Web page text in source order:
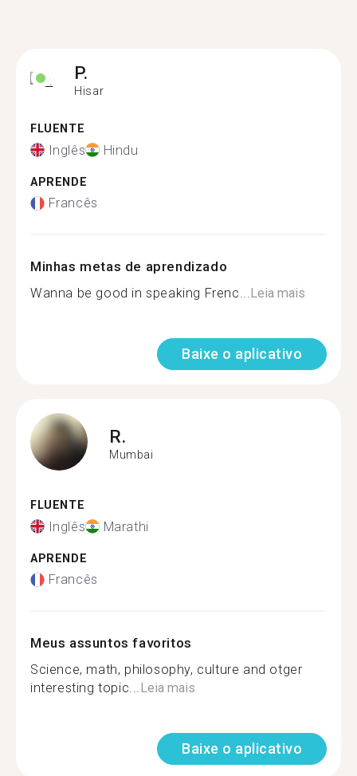
P.
Hisar
FLUENTE
Inglês Hindu
APRENDE
Francês
Minhas metas de aprendizado
Wanna be good in speaking Frenc...Leia mais
Baixe o aplicativo
R.
Mumbai
FLUENTE
Inglês Marathi
APRENDE
Francês
Meus assuntos favoritos
Science, math, philosophy, culture and otger
interesting topic...Leia mais
Baixe o aplicativo